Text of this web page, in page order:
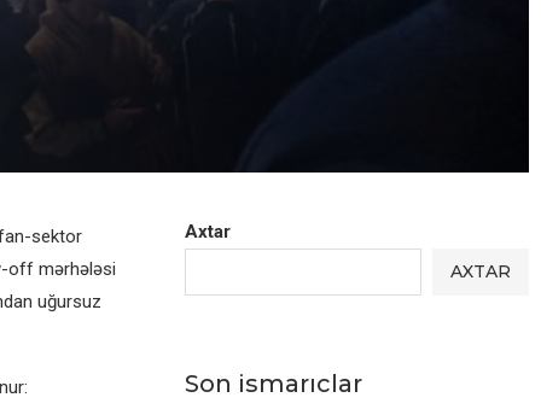
fan-sektor
off mərhələsi
uğursuz
Axtar
AXTAR
Son ismarıclar